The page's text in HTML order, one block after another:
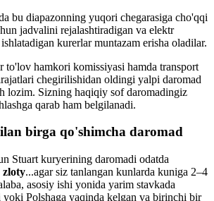
bu diapazonning yuqori chegarasiga cho'qqi
jadvalini rejalashtiradigan va elektr
kurerlar muntazam erisha oladilar.
to'lov hamkori komissiyasi hamda transport
chegirilishidan oldingi yalpi daromad
lozim. Sizning haqiqiy sof daromadingiz
qarab ham belgilanadi.
birga qo'shimcha daromad
Stuart kuryerining daromadi odatda
zloty...agar siz tanlangan kunlarda kuniga 2–4
asosiy ishi yonida yarim stavkada
yoki Polshaga yaqinda kelgan va birinchi bir